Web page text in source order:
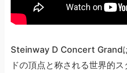
Steinway D Concert Grand
ドの頂点と称される世界的ス